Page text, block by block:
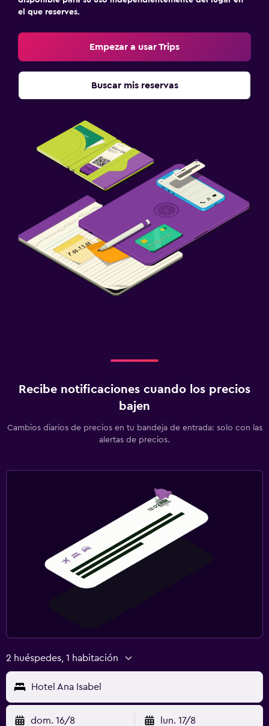
el que reserves.
Empezar a usar Trips
Buscar mis reservas
Recibe notificaciones cuando los precios
bajen
Cambios diarios de precios en tu bandeja de entrada: solo con las
alertas de precios.
2 huéspedes, 1 habitación
Hotel Ana Isabel
dom. 16/8 lun. 17/8